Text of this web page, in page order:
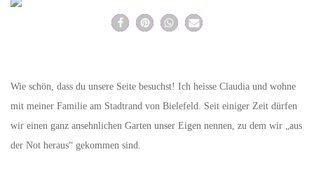
Wie schön, dass du unsere Seite besuchst! Ich heisse Claudia und wohne
mit meiner Familie am Stadtrand von Bielefeld. Seit einiger Zeit dürfen
wir einen ganz ansehnlichen Garten unser Eigen nennen, zu dem wir „aus
der Not heraus“ gekommen sind.